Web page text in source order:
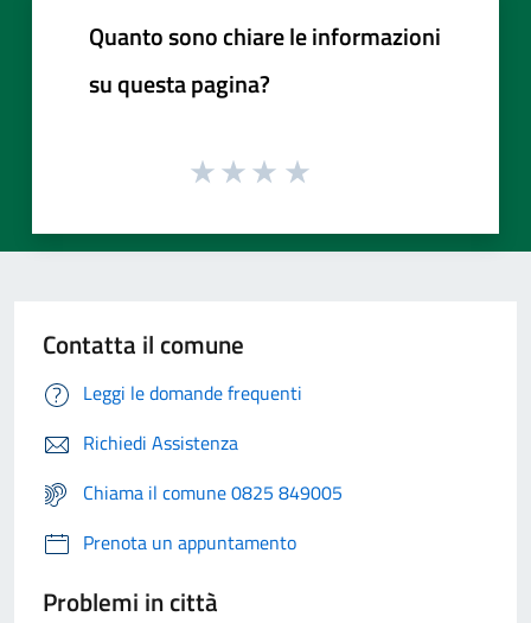
Quanto sono chiare le informazioni
su questa pagina?
Contatta il comune
Leggi le domande frequenti
Richiedi Assistenza
Chiama il comune 0825 849005
Prenota un appuntamento
Problemi in città